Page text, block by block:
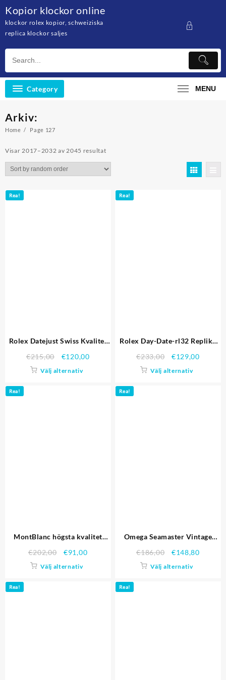
content
Kopior klockor online
klockor rolex kopior, schweiziska
replica klockor saljes
Category MENU
Arkiv:
Home Page 127
Visar 2017–2032 av 2045 resultat
Rea!
Rolex Datejust Swiss Kvalitet
€215,00 €120,00
Välj alternativ
Rea!
Rolex Day-Date-rl32 Replika
€233,00 €129,00
Välj alternativ
Rea!
MontBlanc högsta kvalitet
€202,00 €91,00
Välj alternativ
Rea!
Omega Seamaster Vintage
Hour Marks Stainless Steel
Case svart läderrem Replika
€186,00 €148,80
Välj alternativ
Rea! Rea!